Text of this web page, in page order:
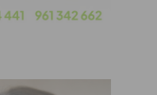
acústicas